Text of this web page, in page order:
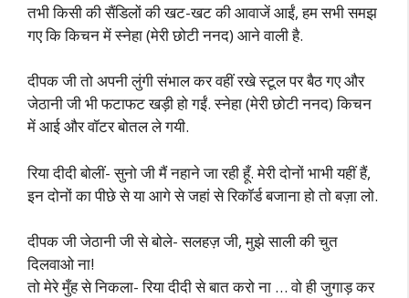
तभी किसी की सैंडिलों की खट-खट की आवाजें आईं, हम सभी समझ
गए कि किचन में स्नेहा (मेरी छोटी ननद) आने वाली है.
दीपक जी तो अपनी लुंगी संभाल कर वहीं रखे स्टूल पर बैठ गए और
जेठानी जी भी फटाफट खड़ी हो गईं. स्नेहा (मेरी छोटी ननद) किचन
में आई और वॉटर बोतल ले गयी.
रिया दीदी बोलीं- सुनो जी मैं नहाने जा रही हूँ. मेरी दोनों भाभी यहीं हैं,
इन दोनों का पीछे से या आगे से जहां से रिकॉर्ड बजाना हो तो बज़ा लो.
दीपक जी जेठानी जी से बोले- सलहज़ जी, मुझे साली की चुत
दिलवाओ ना!
तो मेरे मुँह से निकला- रिया दीदी से बात करो ना … वो ही जुगाड़ कर